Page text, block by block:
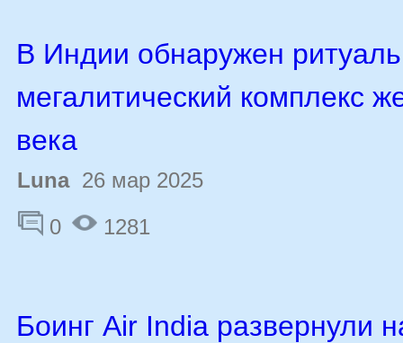
В Индии обнаружен
мегалитический комплекс
века
Luna26 мар 2025
0
1281
Боинг Air India развернули